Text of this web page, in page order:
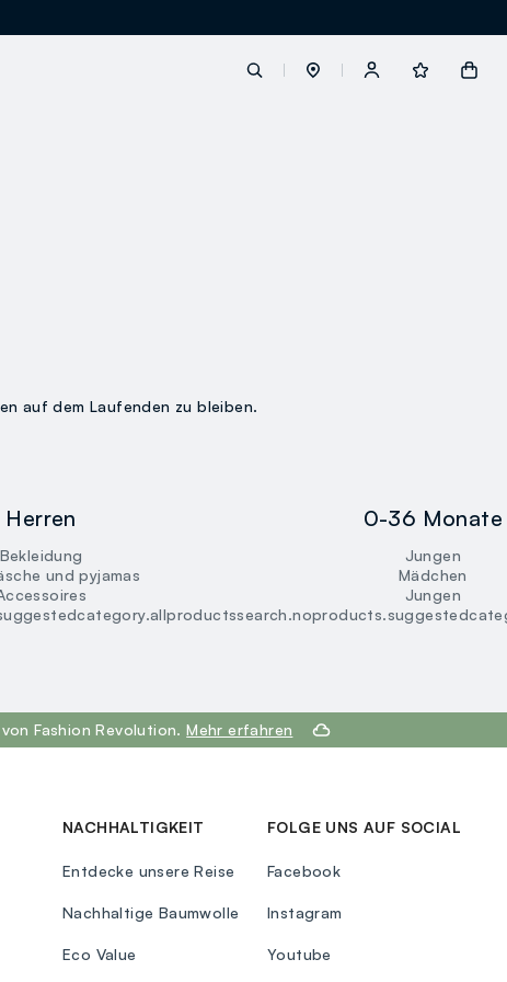
auf dem Laufenden zu bleiben.
Herren
Bekleidung
und pyjamas
0-36 Monate
Jungen
Mädchen
Jungen
Fashion Revolution.Mehr erfahren
NACHHALTIGKEIT
Entdecke unsere Reise
Nachhaltige Baumwolle
Eco Value
FOLGE UNS AUF SOCIAL
Facebook
Instagram
Youtube